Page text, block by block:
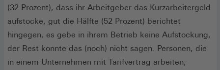
(32 Prozent), dass ihr Arbeitgeber das Kurzarbeitergeld
aufstocke, gut die Hälfte (52 Prozent) berichtet
hingegen, es gebe in ihrem Betrieb keine Aufstockung,
der Rest konnte das (noch) nicht sagen. Personen, die
in einem Unternehmen mit Tarifvertrag arbeiten,